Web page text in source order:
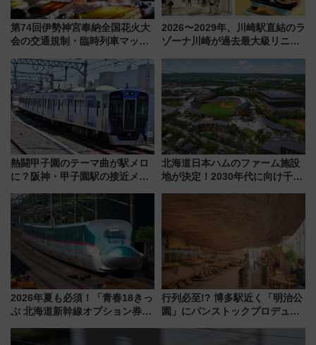
第74回伊勢神宮奉納全国花火大
会の交通規制・臨時列車マッ
セス
2026〜2029年、川崎駅直結のラ
ゾーナ川崎が過去最大級リニュ
解説！
熱闘甲子園のテーマ曲が駅メロ
に？阪神・甲子園駅の接近メロ
谷実アレンジの特別仕様へ、8月
5日始発から
北海道日本ハムのファーム施設
地が決定！2030年代に向け千歳
2026年夏も必須！「青春18きっ
ぷ 北海道新幹線オプション券」
の罠
行列必至!? 博多駅近く「明治公
園」にパンストックプロデュー